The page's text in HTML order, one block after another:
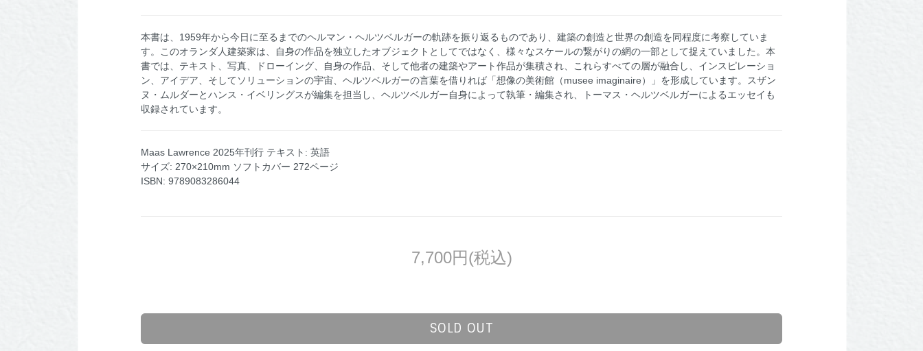
本書は、1959年から今日に至るまでのヘルマン・ヘルツベルガーの軌跡を振り返るものであり、建築の創造と世界の創造を同程度に考察していま
す。このオランダ人建築家は、自身の作品を独立したオブジェクトとしてではなく、様々なスケールの繋がりの網の一部として捉えていました。本
書では、テキスト、写真、ドローイング、自身の作品、そして他者の建築やアート作品が集積され、これらすべての層が融合し、インスピレーショ
ン、アイデア、そしてソリューションの宇宙、ヘルツベルガーの言葉を借りれば「想像の美術館（musee imaginaire）」を形成しています。スザン
ヌ・ムルダーとハンス・イベリングスが編集を担当し、ヘルツベルガー自身によって執筆・編集され、トーマス・ヘルツベルガーによるエッセイも
収録されています。
Maas Lawrence 2025年刊行 テキスト: 英語
サイズ: 270×210mm ソフトカバー 272ページ
ISBN: 9789083286044
7,700円(税込)
SOLD OUT